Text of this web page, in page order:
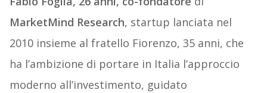
MarketMind Research, startup lanciata nel
2010 insieme al fratello Fiorenzo, 35 anni, che
ha l’ambizione di portare in Italia l’approccio
moderno all’investimento, guidato